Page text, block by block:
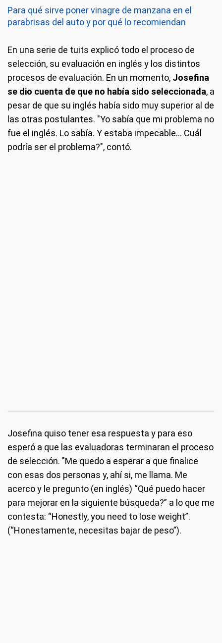
Para qué sirve poner vinagre de manzana en el
parabrisas del auto y por qué lo recomiendan
En una serie de tuits explicó todo el proceso de
selección, su evaluación en inglés y los distintos
procesos de evaluación. En un momento, Josefina
se dio cuenta de que no había sido seleccionada, a
pesar de que su inglés había sido muy superior al de
las otras postulantes. "Yo sabía que mi problema no
fue el inglés. Lo sabía. Y estaba impecable… Cuál
podría ser el problema?", contó.
Josefina quiso tener esa respuesta y para eso
esperó a que las evaluadoras terminaran el proceso
de selección. "Me quedo a esperar a que finalice
con esas dos personas y, ahí si, me llama. Me
acerco y le pregunto (en inglés) “Qué puedo hacer
para mejorar en la siguiente búsqueda?” a lo que me
contesta: “Honestly, you need to lose weight”.
(“Honestamente, necesitas bajar de peso”).